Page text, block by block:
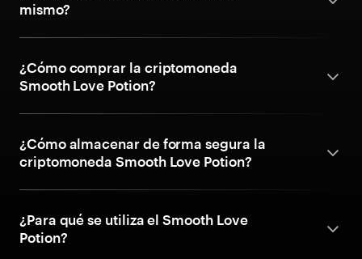
mismo?
¿Cómo comprar la criptomoneda
Smooth Love Potion?
¿Cómo almacenar de forma segura la
criptomoneda Smooth Love Potion?
¿Para qué se utiliza el Smooth Love
Potion?